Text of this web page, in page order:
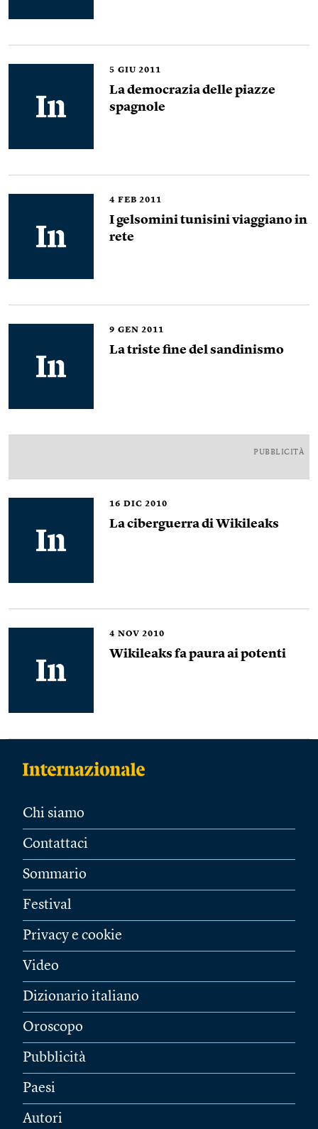
5 GIU 2011
La democrazia delle piazze
spagnole
4 FEB 2011
I gelsomini tunisini viaggiano in
rete
9 GEN 2011
La triste fine del sandinismo
PUBBLICITÀ
16 DIC 2010
La ciberguerra di Wikileaks
4 NOV 2010
Wikileaks fa paura ai potenti
Chi siamo
Contattaci
Sommario
Festival
Privacy e cookie
Video
Dizionario italiano
Oroscopo
Pubblicità
Paesi
Autori